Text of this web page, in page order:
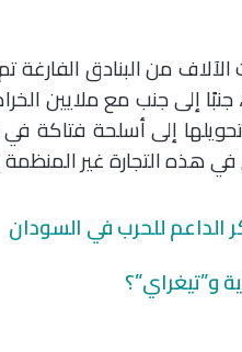
الآلاف من البنادق
إلى جنب مع ملايين
إلى أسلحة فتاكة
هذه التجارة غير المنظمة
للحرب في السودان
و”تيغراي”؟